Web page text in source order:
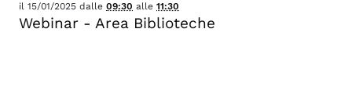
il 15/01/2025 dalle 09:30 alle 11:30
Webinar - Area Biblioteche